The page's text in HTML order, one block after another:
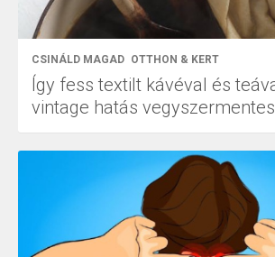
CSINÁLD MAGAD OTTHON & KERT
Így fess textilt kávéval és
vintage hatás